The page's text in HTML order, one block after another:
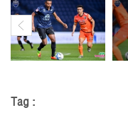
Tag :